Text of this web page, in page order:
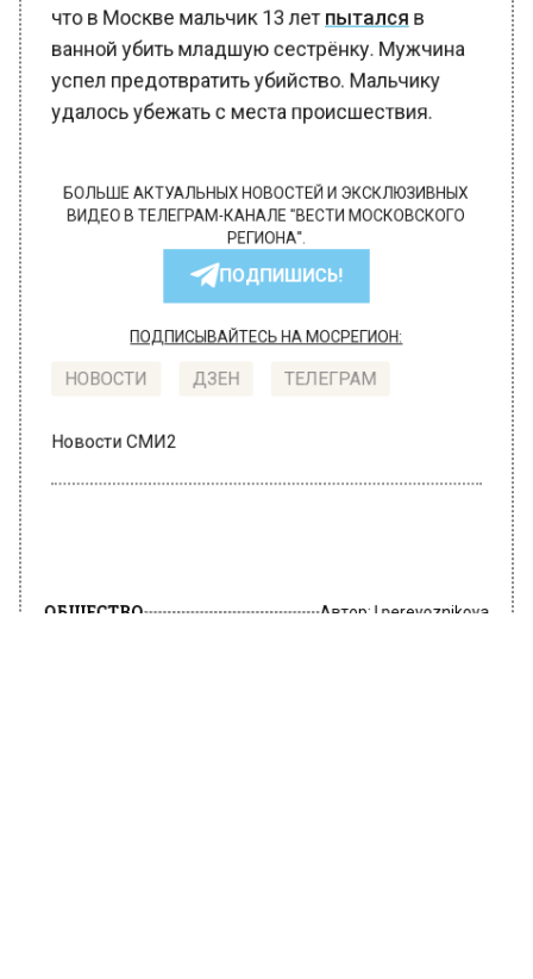
что в Москве мальчик 13 летпыталсяв
ванной убить младшую сестрёнку. Мужчина
успел предотвратить убийство. Мальчику
удалось убежать с места происшествия.
БОЛЬШЕ АКТУАЛЬНЫХ НОВОСТЕЙ И ЭКСКЛЮЗИВНЫХ
ВИДЕО В ТЕЛЕГРАМ-КАНАЛЕ "ВЕСТИ МОСКОВСКОГО
РЕГИОНА".
ПОДПИШИСЬ!
Больше 6 тысяч кошек обрели свой